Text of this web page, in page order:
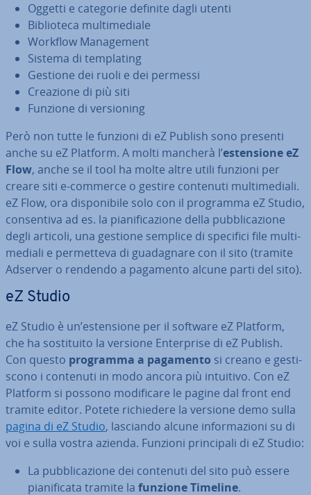
Oggetti e categorie definite dagli utenti
Bi­blio­te­ca mul­ti­me­dia­le
Workflow Ma­na­ge­ment
Sistema di tem­pla­ting
Gestione dei ruoli e dei permessi
Creazione di più siti
Funzione di ver­sio­ning
Però non tutte le funzioni di eZ Publish sono presenti
anche su eZ Platform. A molti mancherà l’esten­sio­ne eZ
Flow, anche se il tool ha molte altre utili funzioni per
creare siti e-commerce o gestire contenuti mul­ti­me­dia­li.
eZ Flow, ora di­spo­ni­bi­le solo con il programma eZ Studio,
con­sen­ti­va ad es. la pia­ni­fi­ca­zio­ne della pub­bli­ca­zio­ne
degli articoli, una gestione semplice di specifici file mul­ti­
me­dia­li e per­met­te­va di gua­da­gna­re con il sito (tramite
Adserver o rendendo a pagamento alcune parti del sito).
eZ Studio
eZ Studio è un’esten­sio­ne per il software eZ Platform,
che ha so­sti­tui­to la versione En­ter­pri­se di eZ Publish.
Con questo programma a pagamento si creano e ge­sti­
sco­no i contenuti in modo ancora più intuitivo. Con eZ
Platform si possono mo­di­fi­ca­re le pagine dal front end
tramite editor. Potete ri­chie­de­re la versione demo sulla
pagina di eZ Studio, lasciando alcune in­for­ma­zio­ni su di
voi e sulla vostra azienda. Funzioni prin­ci­pa­li di eZ Studio:
La pub­bli­ca­zio­ne dei contenuti del sito può essere
pia­ni­fi­ca­ta tramite la funzione Timeline.